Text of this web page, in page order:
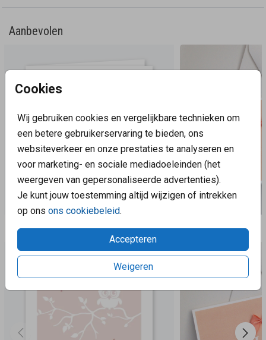
Cookies
Wij gebruiken cookies en vergelijkbare technieken om
een betere gebruikerservaring te bieden, ons
websiteverkeer en onze prestaties te analyseren en
voor marketing- en sociale mediadoeleinden (het
weergeven van gepersonaliseerde advertenties).
Je kunt jouw toestemming altijd wijzigen of intrekken
op ons ons cookiebeleid.
Accepteren
Weigeren
creëer je weer een heel ander geboortekaartje!
Aanbevolen
Aanbevolen